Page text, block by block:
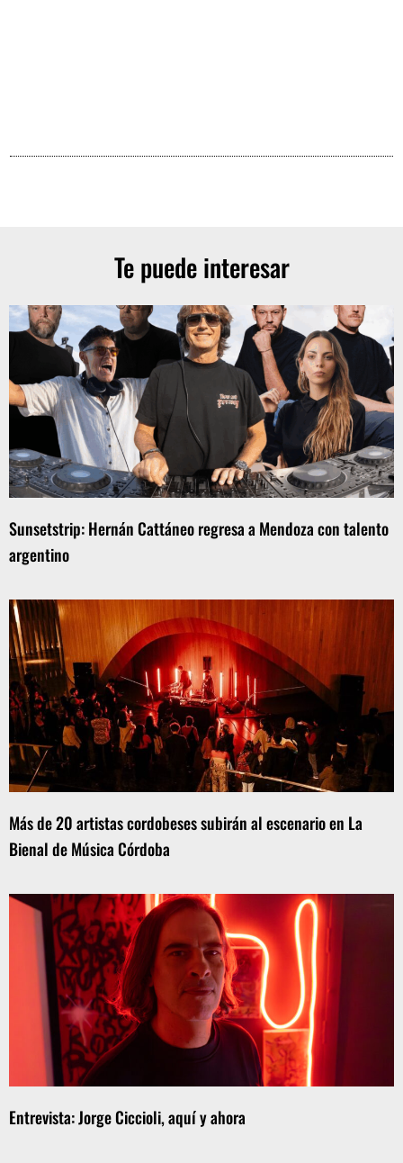
Te puede interesar
Sunsetstrip: Hernán Cattáneo regresa a Mendoza con talento
argentino
Más de 20 artistas cordobeses subirán al escenario en La
Bienal de Música Córdoba
Entrevista: Jorge Ciccioli, aquí y ahora